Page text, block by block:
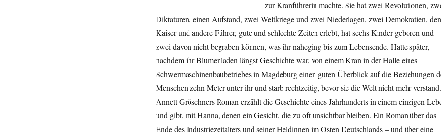
zur Kranführerin machte. Sie hat zwei Revolutionen,
Diktaturen, einen Aufstand, zwei Weltkriege und zwei Niederlagen, zwei Demokratien, den
Kaiser und andere Führer, gute und schlechte Zeiten erlebt, hat sechs Kinder geboren und
zwei davon nicht begraben können, was ihr naheging bis zum Lebensende. Hatte später,
nachdem ihr Blumenladen längst Geschichte war, von einem Kran in der Halle eines
Schwermaschinenbaubetriebes in Magdeburg einen guten Überblick auf die Beziehungen
Menschen zehn Meter unter ihr und starb rechtzeitig, bevor sie die Welt nicht mehr verstand.
Annett Gröschners Roman erzählt die Geschichte eines Jahrhunderts in einem einzigen
und gibt, mit Hanna, denen ein Gesicht, die zu oft unsichtbar bleiben. Ein Roman über das
Ende des Industriezeitalters und seiner Heldinnen im Osten Deutschlands – und über eine